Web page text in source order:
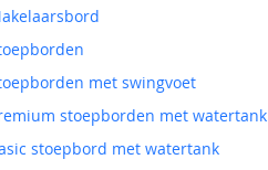
met swingvoet
stoepborden met watertank
stoepbord met watertank